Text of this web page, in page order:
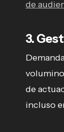
de
3.
de
incluso